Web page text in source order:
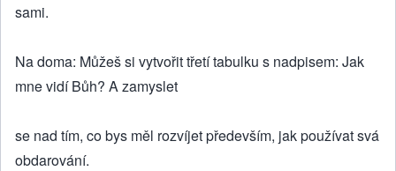
sami.
Na doma: Můžeš si vytvořit třetí tabulku s nadpisem: Jak
mne vidí Bůh? A zamyslet
se nad tím, co bys měl rozvíjet především, jak používat svá
obdarování.